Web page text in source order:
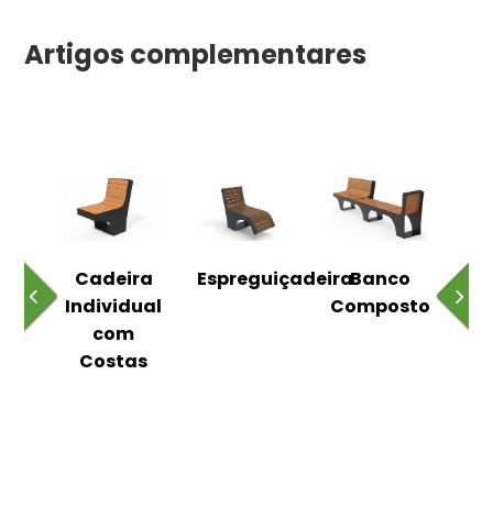
Artigos complementares
Cadeira
Individual
com
Costas
EspreguiçadeiraBanco
Composto